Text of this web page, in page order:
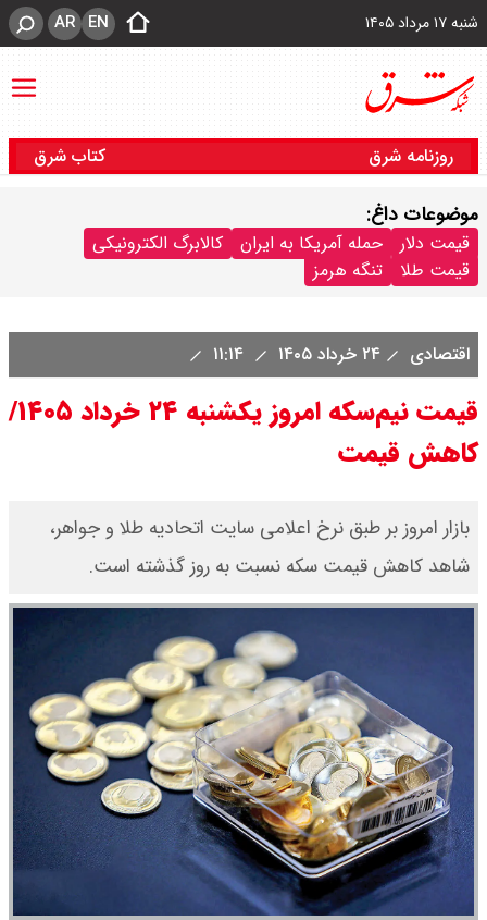
شنبه ۱۷ مرداد ۱۴۰۵ EN
AR
روزنامه شرق کتاب شرق
موضوعات داغ:
قیمت دلار حمله آمریکا به ایران
کالابرگ الکترونیکی
قیمت طلا
تنگه هرمز
اقتصادی ۲۴ خرداد ۱۴۰۵
قیمت نیم‌سکه امروز یکشنبه ۲۴ خرداد ۱۴۰۵/
کاهش قیمت
بازار امروز بر طبق نرخ اعلامی سایت اتحادیه طلا و جواهر،
شاهد کاهش قیمت‌‌‌‌ سکه نسبت به روز گذشته است.